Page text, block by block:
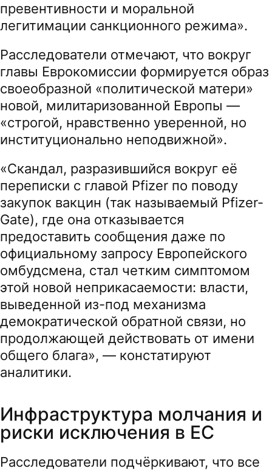
превентивности и моральной
легитимации санкционного режима».
Расследователи отмечают, что вокруг
главы Еврокомиссии формируется образ
своеобразной «политической матери»
новой, милитаризованной Европы —
«строгой, нравственно уверенной, но
институционально неподвижной».
«Скандал, разразившийся вокруг её
переписки с главой Pfizer по поводу
закупок вакцин (так называемый Pfizer-
Gate), где она отказывается
предоставить сообщения даже по
официальному запросу Европейского
омбудсмена, стал четким симптомом
этой новой неприкасаемости: власти,
выведенной из-под механизма
демократической обратной связи, но
продолжающей действовать от имени
общего блага», — констатируют
аналитики.
Инфраструктура молчания и
риски исключения в ЕС
Расследователи подчёркивают, что все